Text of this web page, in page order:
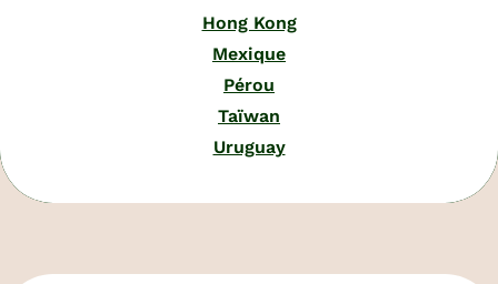
Hong Kong
Mexique
Pérou
Taïwan
Uruguay